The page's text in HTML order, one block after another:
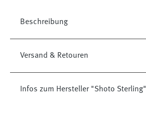
Beschreibung
Versand & Retouren
Infos zum Hersteller "Shoto Sterling"